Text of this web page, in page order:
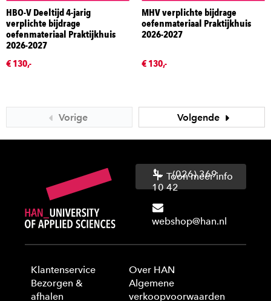
HBO-V Deeltijd 4-jarig
verplichte bijdrage
oefenmateriaal Praktijkhuis
2026-2027
€ 130,-
MHV verplichte bijdrage
oefenmateriaal Praktijkhuis
2026-2027
€ 130,-
Vorige Volgende
(026) 369
10 42
webshop@han.nl
Toon meer info
Klantenservice
Bezorgen &
afhalen
Over HAN
Algemene
verkoopvoorwaarden